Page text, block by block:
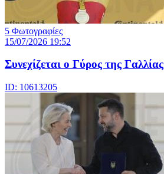
5 Φωτογραφίες
15/07/2026 19:52
Συνεχίζεται ο Γύρος της Γαλλίας
ID: 10613205